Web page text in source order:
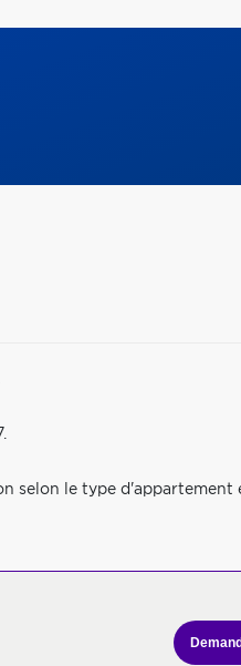
selon le type d'appartement